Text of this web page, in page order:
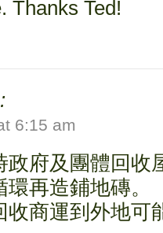
Thanks Ted!
6:15 am
政府及團體回收
再造鋪地磚。
收商運到外地可